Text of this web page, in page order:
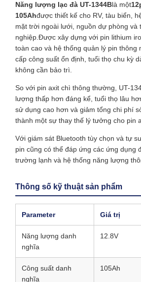
Năng lượng lạc đà UT-1344Blà một
105Ahđược thiết kế cho RV, tàu biển,
mặt trời ngoài lưới, nguồn dự phòng và
nghiệp.Được xây dựng với pin lithium
toàn cao và hệ thống quản lý pin thông
cấp công suất ổn định, tuổi thọ chu kỳ
không cần bảo trì.
So với pin axit chì thông thường, UT-
lượng thấp hơn đáng kể, tuổi thọ lâu
sử dụng cao hơn và giảm tổng chi phí
thành một sự thay thế lý tưởng cho pin
Với giám sát Bluetooth tùy chọn và tự
pin cũng có thể đáp ứng các ứng dụng
trường lạnh và hệ thống năng lượng
Thông số kỹ thuật sản phẩm
Parameter Giá trị
Năng lượng danh
nghĩa
12.8V
Công suất danh
nghĩa
105Ah